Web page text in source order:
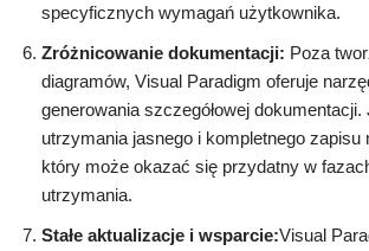
specyficznych wymagań użytkownika.
Zróżnicowanie dokumentacji: Poza
diagramów, Visual Paradigm oferuje
generowania szczegółowej
utrzymania jasnego i kompletnego zapisu
który może okazać się przydatny w
utrzymania.
Stałe aktualizacje i wsparcie:Visual